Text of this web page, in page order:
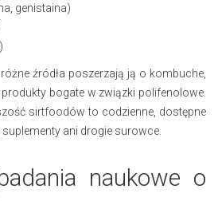
genistaina)
źródła poszerzają ją o kombuche,
bogate w związki polifenolowe.
sirtfoodów to codzienne, dostępne
ani drogie surowce.
naukowe o